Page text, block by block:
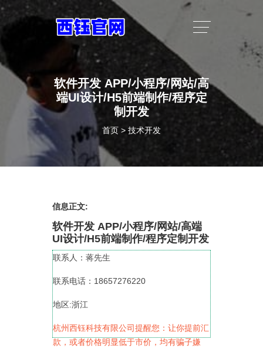
软件开发 APP/小程序/网站/高
端UI设计/H5前端制作/程序定
制开发
首页 > 技术开发
信息正文:
软件开发 APP/小程序/网站/高端
UI设计/H5前端制作/程序定制开发
联系人：蒋先生
联系电话：18657276220
地区:浙江
杭州西钰科技有限公司提醒您：让你提前汇
款，或者价格明显低于市价，均有骗子嫌